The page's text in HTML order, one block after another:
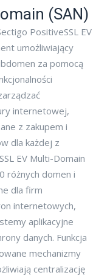
(SAN)
PositiveSSL EV
umożliwiający
za pomocą
internetowej,
z zakupem i
dla każdej z
EV Multi-Domain
różnych domen i
dla firm
internetowych,
aplikacyjne
danych. Funkcja
mechanizmy
centralizację